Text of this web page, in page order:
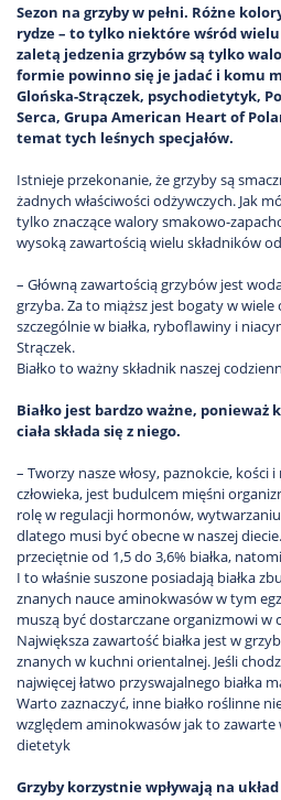
Sezon na grzyby w pełni. Różne
rydze – to tylko niektóre wśród
zaletą jedzenia grzybów są tylko
formie powinno się je jadać i komu
Glońska-Strączek, psychodietytyk,
Serca, Grupa American Heart of
temat tych leśnych specjałów.
Istnieje przekonanie, że grzyby są
żadnych właściwości odżywczych. Jak
tylko znaczące walory smakowo-
wysoką zawartością wielu składników
– Główną zawartością grzybów jest
grzyba. Za to miąższ jest bogaty w
szczególnie w białka, ryboflawiny i
Strączek.
Białko to ważny składnik naszej
Białko jest bardzo ważne, ponieważ
ciała składa się z niego.
– Tworzy nasze włosy, paznokcie, kości
człowieka, jest budulcem mięśni
rolę w regulacji hormonów,
dlatego musi być obecne w naszej
przeciętnie od 1,5 do 3,6% białka,
I to właśnie suszone posiadają białka
znanych nauce aminokwasów w tym
muszą być dostarczane organizmowi w
Największa zawartość białka jest w
znanych w kuchni orientalnej. Jeśli
najwięcej łatwo przyswajalnego białka
Warto zaznaczyć, inne białko roślinne
względem aminokwasów jak to zawarte
dietetyk
Grzyby korzystnie wpływają na